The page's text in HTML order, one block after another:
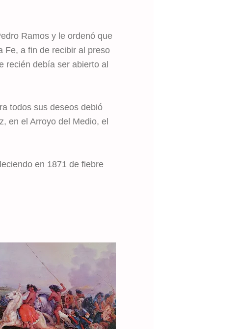
Ramos y le ordenó que
Fe, a fin de recibir al preso
recién debía ser abierto al
todos sus deseos debió
en el Arroyo del Medio, el
en 1871 de fiebre